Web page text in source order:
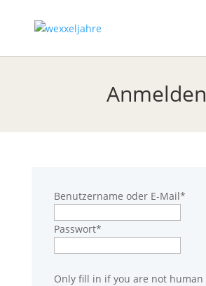
Anmelden
Benutzername oder E-Mail*
Passwort*
Only fill in if you are not human